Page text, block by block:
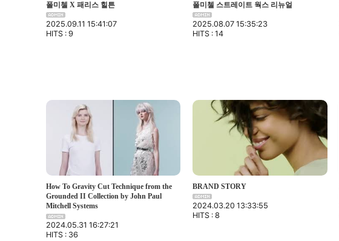
폴미첼 X 패리스 힐튼
2025.09.11 15:41:07
HITS : 9
폴미첼 스트레이트 웍스 리뉴얼
2025.08.07 15:35:23
HITS : 14
How To Gravity Cut Technique from the
Grounded II Collection by John Paul
Mitchell Systems
2024.05.31 16:27:21
HITS : 36
BRAND STORY
2024.03.20 13:33:55
HITS : 8